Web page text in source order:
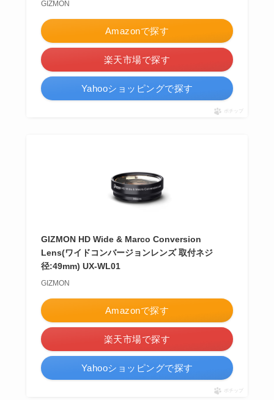
GIZMON
Amazonで探す
楽天市場で探す
Yahooショッピングで探す
ポチップ
GIZMON HD Wide & Marco Conversion
Lens(ワイドコンバージョンレンズ 取付ネジ
径:49mm) UX-WL01
GIZMON
Amazonで探す
楽天市場で探す
Yahooショッピングで探す
ポチップ